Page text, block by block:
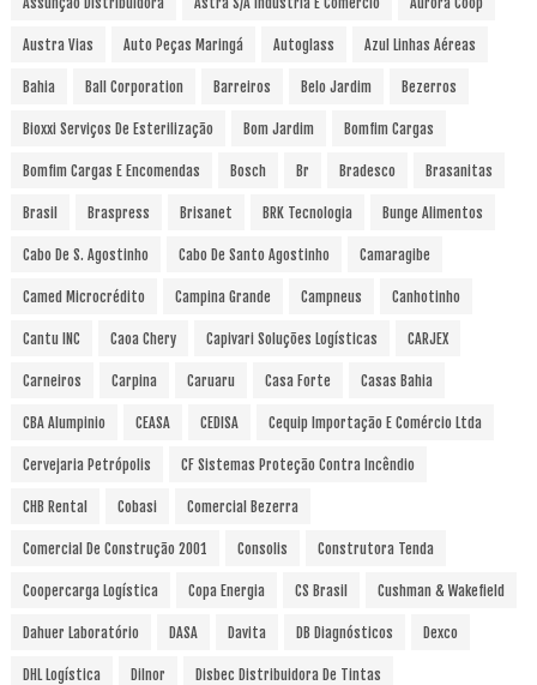
Austra Vias Auto Peças Maringá Autoglass Azul Linhas Aéreas
Bahia Ball Corporation Barreiros Belo Jardim Bezerros
Bioxxi Serviços De Esterilização Bom Jardim Bomfim Cargas
Bomfim Cargas E Encomendas Bosch Br Bradesco Brasanitas
Brasil Braspress Brisanet BRK Tecnologia Bunge Alimentos
Cabo De S. Agostinho Cabo De Santo Agostinho Camaragibe
Camed Microcrédito Campina Grande Campneus Canhotinho
Cantu INC Caoa Chery Capivari Soluções Logísticas CARJEX
Carneiros Carpina Caruaru Casa Forte Casas Bahia
CBA Alumpinio CEASA CEDISA Cequip Importação E Comércio Ltda
Cervejaria Petrópolis CF Sistemas Proteção Contra Incêndio
CHB Rental Cobasi Comercial Bezerra
Comercial De Construção 2001 Consolis Construtora Tenda
Coopercarga Logística Copa Energia CS Brasil Cushman & Wakefield
Dahuer Laboratório DASA Davita DB Diagnósticos Dexco
DHL Logística Dilnor Disbec Distribuidora De Tintas